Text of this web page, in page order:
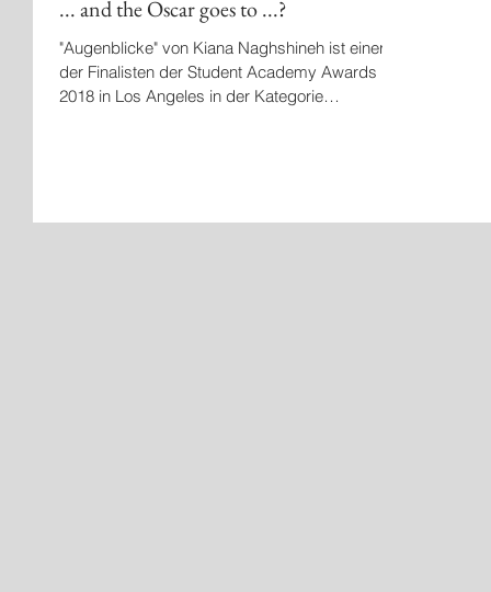
... and the Oscar goes to ...?
"Augenblicke" von Kiana Naghshineh ist einer
der Finalisten der Student Academy Awards
2018 in Los Angeles in der Kategorie